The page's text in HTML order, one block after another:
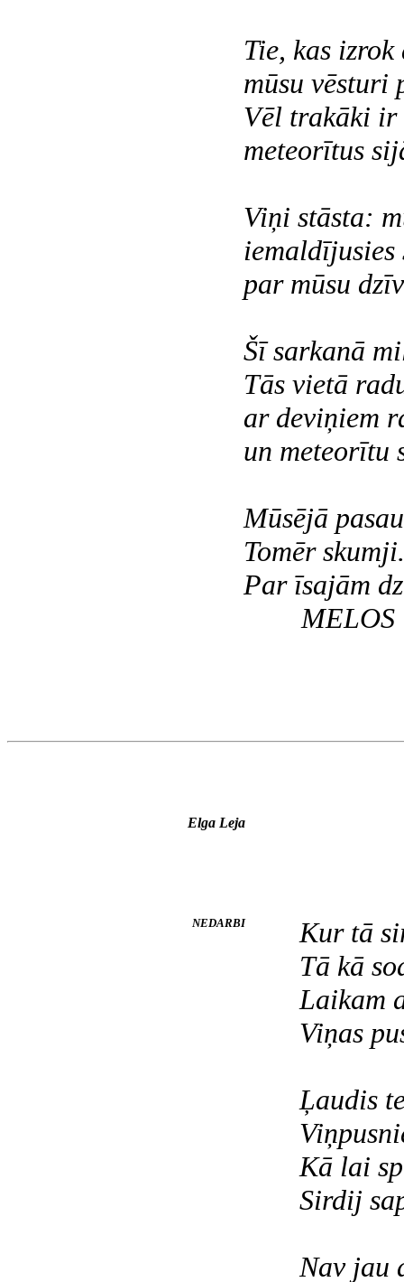
Tie, kas
mūsu vēsturi
Vēl trakāki ir
meteorītus
Viņi stāsta:
par mūsu
Šī sarkanā
Tās vietā
ar deviņiem
un meteorītu
Mūsējā
Tomēr
Par īsajām
MELOS
Elga Leja
NEDARBI
Kur tā
Tā kā
Laikam
Viņas
Ļaudis
Kā lai
Sirdij
Nav jau